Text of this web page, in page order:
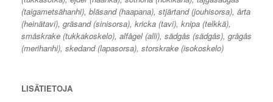
(taigametsähanhi), bläsand (haapana), stjärtand (jouhisorsa), årta
(heinätavi), gräsand (sinisorsa), kricka (tavi), knipa (telkkä),
småskrake (tukkakoskelo), alfågel (alli), sädgås (sädgås), grågås
(merihanhi), skedand (lapasorsa), storskrake (isokoskelo)
LISÄTIETOJA